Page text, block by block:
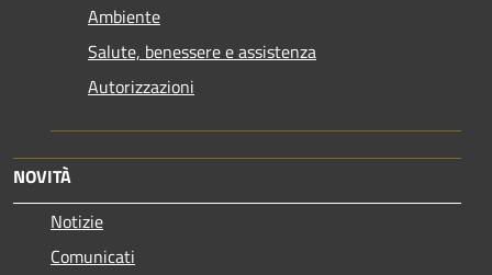
Ambiente
Salute, benessere e assistenza
Autorizzazioni
NOVITÀ
Notizie
Comunicati